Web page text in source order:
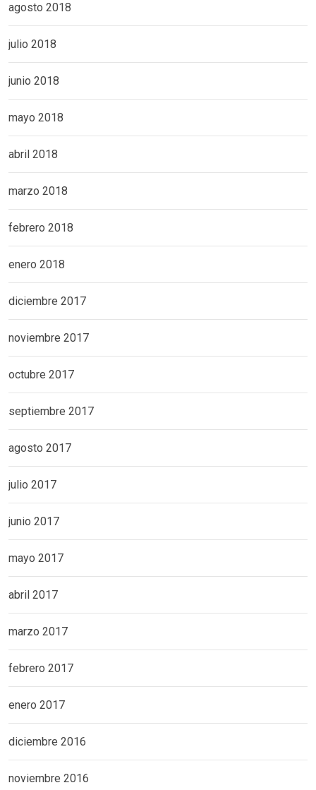
agosto 2018
julio 2018
junio 2018
mayo 2018
abril 2018
marzo 2018
febrero 2018
enero 2018
diciembre 2017
noviembre 2017
octubre 2017
septiembre 2017
agosto 2017
julio 2017
junio 2017
mayo 2017
abril 2017
marzo 2017
febrero 2017
enero 2017
diciembre 2016
noviembre 2016